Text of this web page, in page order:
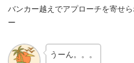
バンカー越えでアプローチを寄せ
ー
うーん。。。